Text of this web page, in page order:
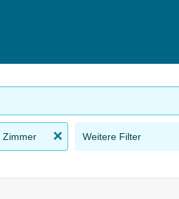
Zimmer Weitere Filter